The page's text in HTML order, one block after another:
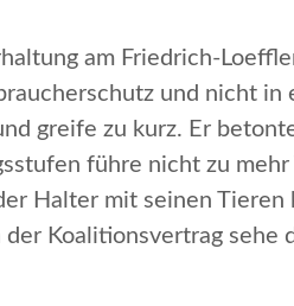
am Friedrich-
und nicht in
greife zu kurz. Er
führe nicht zu
Halter mit seinen
Koalitionsvertrag sehe